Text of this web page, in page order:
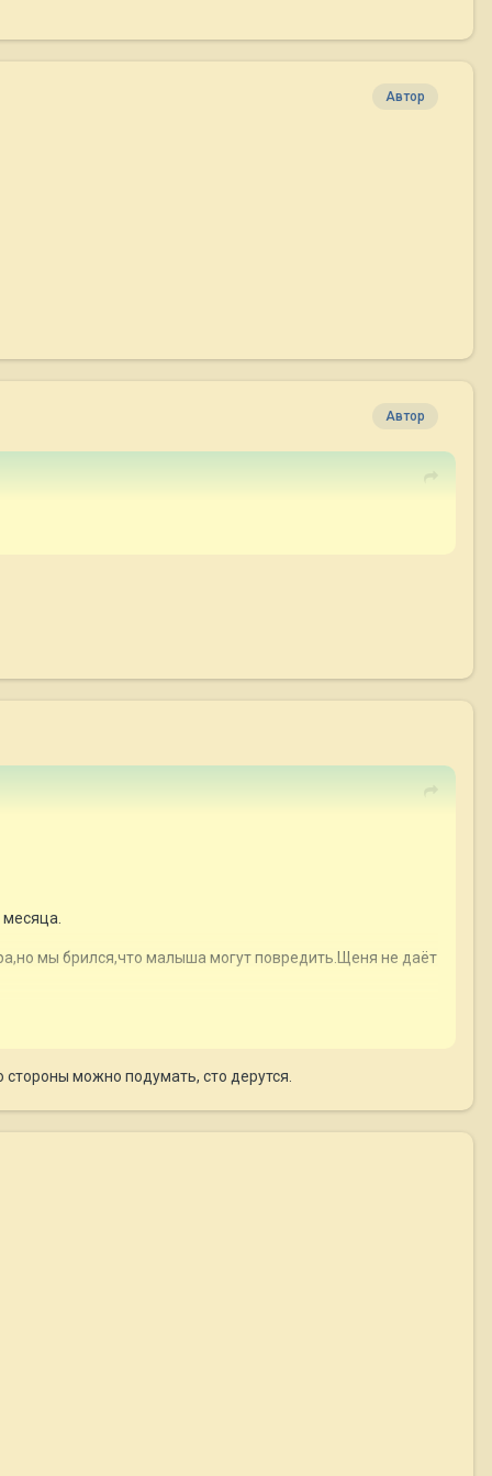
Автор
Автор
мы брился,что малыша могут повредить.Щеня не даёт
можно подумать, сто дерутся.